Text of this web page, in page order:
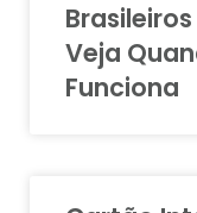
Veja
Funciona